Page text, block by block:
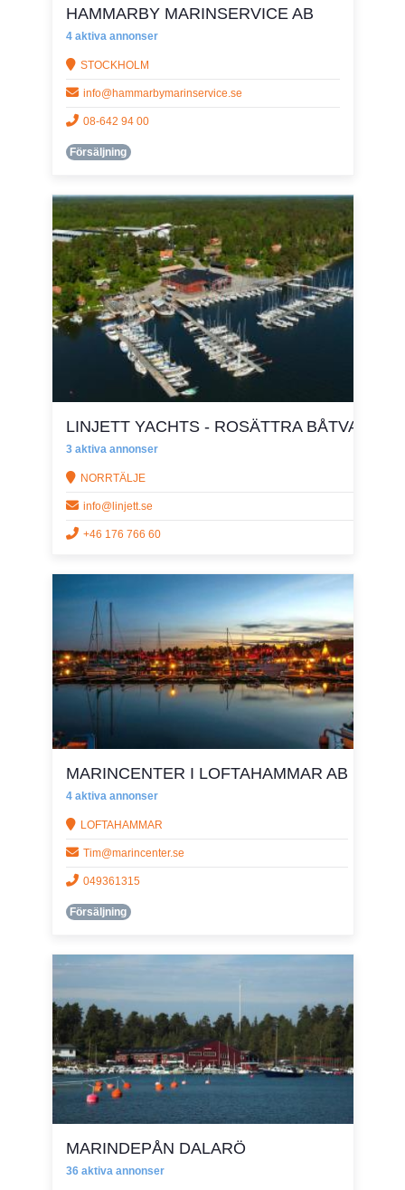
HAMMARBY MARINSERVICE AB
4 aktiva annonser
STOCKHOLM
info@hammarbymarinservice.se
08-642 94 00
Försäljning
LINJETT YACHTS - ROSÄTTRA BÅTVARV
3 aktiva annonser
NORRTÄLJE
info@linjett.se
+46 176 766 60
MARINCENTER I LOFTAHAMMAR AB
4 aktiva annonser
LOFTAHAMMAR
Tim@marincenter.se
049361315
Försäljning
MARINDEPÅN DALARÖ
36 aktiva annonser